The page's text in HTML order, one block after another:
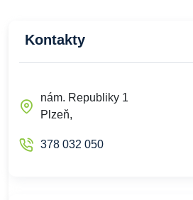
Kontakty
nám. Republiky 1
Plzeň,
378 032 050